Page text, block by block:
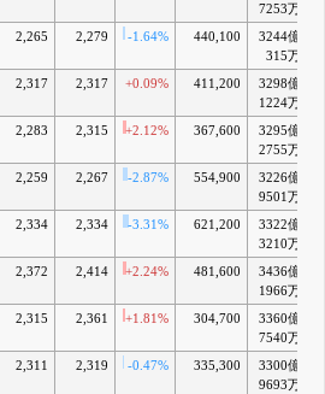
7253万
2,265 2,279 -1.64% 440,100
3244億
315万
2,317 2,317 +0.09% 411,200
3298億
1224万
2,283 2,315 +2.12% 367,600
3295億
2755万
2,259 2,267 -2.87% 554,900
3226億
9501万
2,334 2,334 -3.31% 621,200
3322億
3210万
2,372 2,414 +2.24% 481,600
3436億
1966万
2,315 2,361 +1.81% 304,700
3360億
7540万
2,311 2,319 -0.47% 335,300
3300億
9693万